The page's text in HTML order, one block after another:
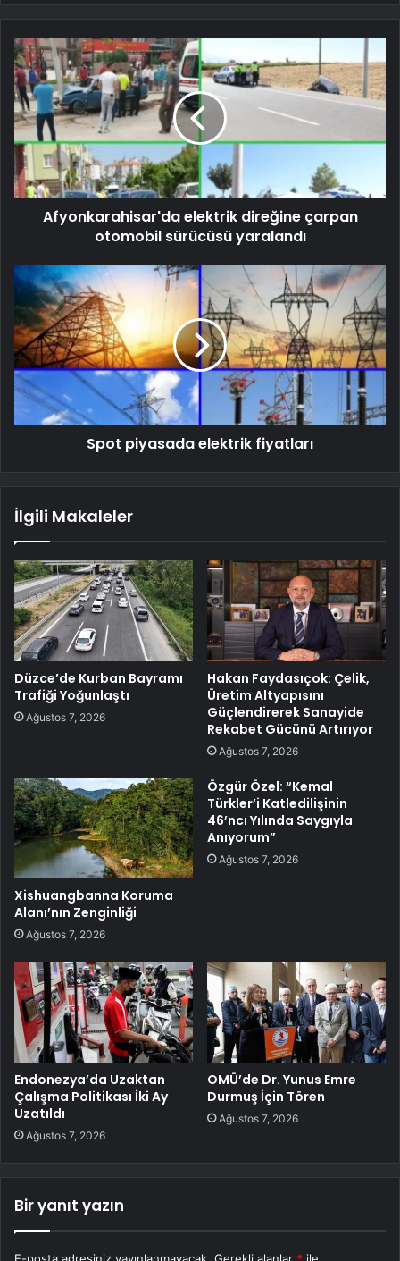
Afyonkarahisar'da elektrik direğine çarpan
otomobil sürücüsü yaralandı
Spot piyasada elektrik fiyatları
İlgili Makaleler
Düzce’de Kurban Bayramı
Trafiği Yoğunlaştı
Ağustos 7, 2026
Hakan Faydasıçok: Çelik,
Üretim Altyapısını
Güçlendirerek Sanayide
Rekabet Gücünü Artırıyor
Ağustos 7, 2026
Xishuangbanna Koruma
Alanı’nın Zenginliği
Ağustos 7, 2026
Özgür Özel: “Kemal
Türkler’i Katledilişinin
46’ncı Yılında Saygıyla
Anıyorum”
Ağustos 7, 2026
Endonezya’da Uzaktan
Çalışma Politikası İki Ay
Uzatıldı
Ağustos 7, 2026
OMÜ’de Dr. Yunus Emre
Durmuş İçin Tören
Ağustos 7, 2026
Bir yanıt yazın